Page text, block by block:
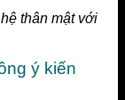
thân mật với
ý kiến